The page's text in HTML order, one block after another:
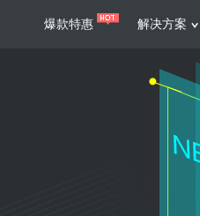
爆款特惠 解决方案
集源视频存储、
以及 内容分发等
服务支持